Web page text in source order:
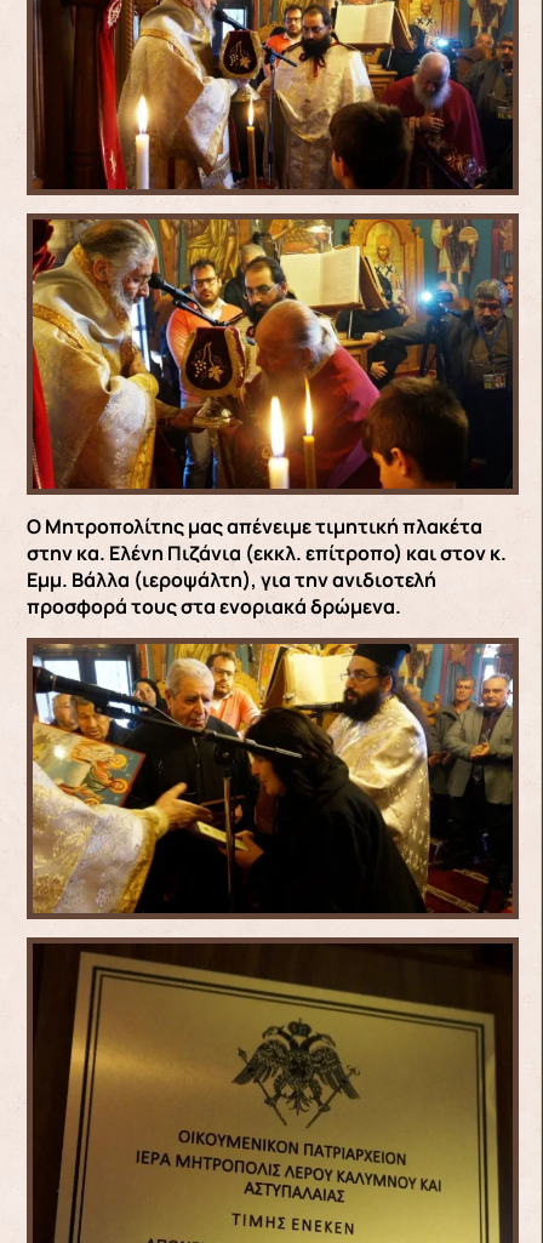
Ο Μητροπολίτης μας απένειμε τιμητική πλακέτα
στην κα. Ελένη Πιζάνια (εκκλ. επίτροπο) και στον κ.
Εμμ. Βάλλα (ιεροψάλτη), για την ανιδιοτελή
προσφορά τους στα ενοριακά δρώμενα.